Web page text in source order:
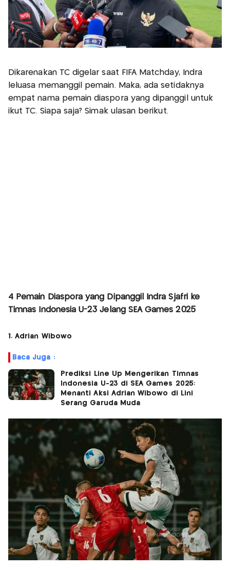
Dikarenakan TC digelar saat FIFA Matchday, Indra
leluasa memanggil pemain. Maka, ada setidaknya
empat nama pemain diaspora yang dipanggil untuk
ikut TC. Siapa saja? Simak ulasan berikut.
4 Pemain Diaspora yang Dipanggil Indra Sjafri ke
Timnas Indonesia U-23 Jelang SEA Games 2025
1. Adrian Wibowo
Baca Juga :
Prediksi Line Up Mengerikan Timnas
Indonesia U-23 di SEA Games 2025:
Menanti Aksi Adrian Wibowo di Lini
Serang Garuda Muda